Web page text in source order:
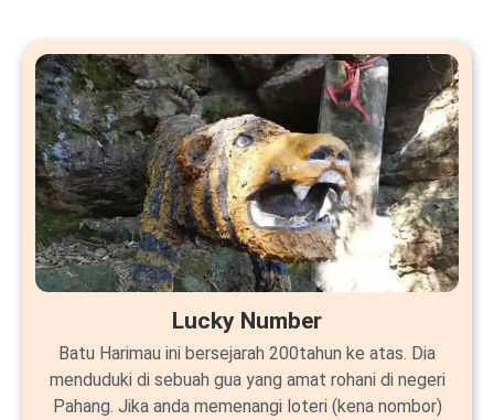
Lucky Number
Batu Harimau ini bersejarah 200tahun ke atas. Dia
menduduki di sebuah gua yang amat rohani di negeri
Pahang. Jika anda memenangi loteri (kena nombor)